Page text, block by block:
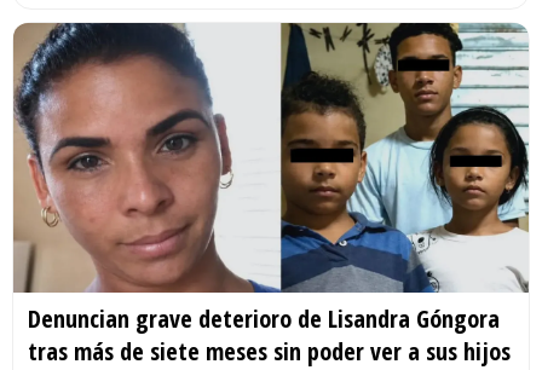
Denuncian grave deterioro de Lisandra Góngora
tras más de siete meses sin poder ver a sus hijos